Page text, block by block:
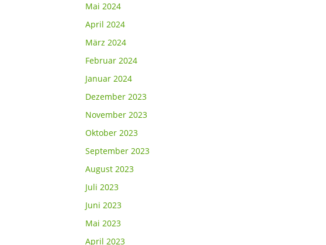
Mai 2024
April 2024
März 2024
Februar 2024
Januar 2024
Dezember 2023
November 2023
Oktober 2023
September 2023
August 2023
Juli 2023
Juni 2023
Mai 2023
April 2023